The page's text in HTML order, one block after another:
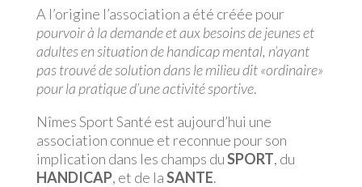
A l’origine l’association a été créée pour
pourvoir à la demande et aux besoins de jeunes et
adultes en situation de handicap mental, n’ayant
pas trouvé de solution dans le milieu dit «ordinaire»
pour la pratique d’une activité sportive.
Nîmes Sport Santé est aujourd’hui une
association connue et reconnue pour son
implication dans les champs duSPORT, du
HANDICAP, et de laSANTE.